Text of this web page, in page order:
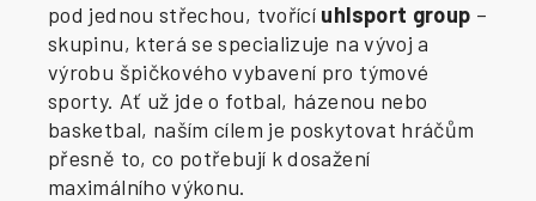
pod jednou střechou, tvořící uhlsport group –
skupinu, která se specializuje na vývoj a
výrobu špičkového vybavení pro týmové
sporty. Ať už jde o fotbal, házenou nebo
basketbal, naším cílem je poskytovat hráčům
přesně to, co potřebují k dosažení
maximálního výkonu.